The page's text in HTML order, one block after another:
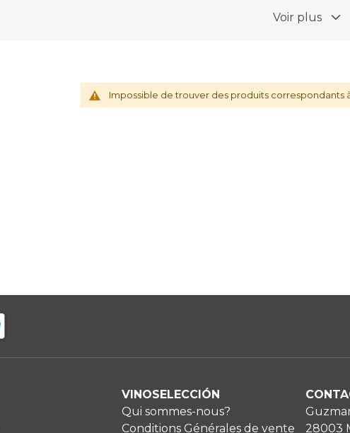
Voir plus
Impossible de trouver des produits correspondants
VINOSELECCIÓN
Qui sommes-nous?
Conditions Générales de vente
28003